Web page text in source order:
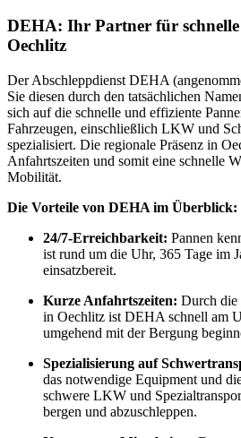
DEHA: Ihr Partner für
Oechlitz
Der Abschleppdienst DEHA
Sie diesen durch den tatsächlichen
sich auf die schnelle und effiziente
Fahrzeugen, einschließlich LKW und
spezialisiert. Die regionale Präsenz in
Anfahrtszeiten und somit eine schnelle
Mobilität.
Die Vorteile von DEHA im Überblick:
24/7-Erreichbarkeit: Pannen
ist rund um die Uhr, 365 Tage im
einsatzbereit.
Kurze Anfahrtszeiten: Durch die
in Oechlitz ist DEHA schnell am
umgehend mit der Bergung
Spezialisierung auf
das notwendige Equipment und
schwere LKW und
bergen und abzuschleppen.